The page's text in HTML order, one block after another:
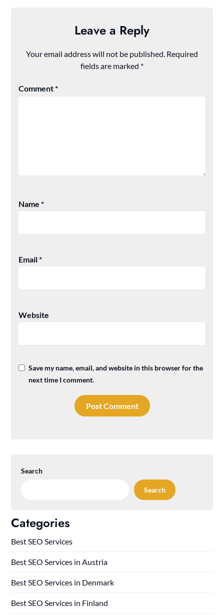
Leave a Reply
Your email address will not be published. Required
fields are marked *
Comment*
Name*
Email*
Website
Save my name, email, and website in this browser for the
next time I comment.
Search
Search
Categories
Best SEO Services
Best SEO Services in Austria
Best SEO Services in Denmark
Best SEO Services in Finland